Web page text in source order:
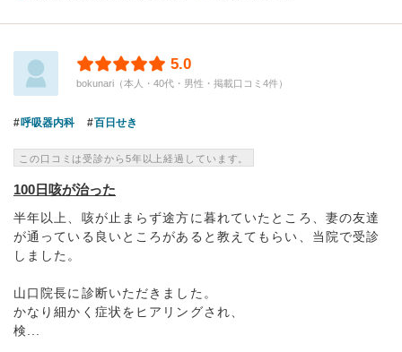
5.0
bokunari（本人・40代・男性・掲載口コミ4件）
呼吸器内科 百日せき
この口コミは受診から5年以上経過しています。
100日咳が治った
半年以上、咳が止まらず途方に暮れていたところ、妻の友達
が通っている良いところがあると教えてもらい、当院で受診
しました。
山口院長に診断いただきました。
かなり細かく症状をヒアリングされ、
検...